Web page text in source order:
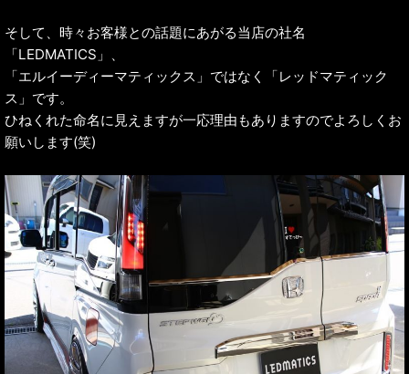
そして、時々お客様との話題にあがる当店の社名
「LEDMATICS」、
「エルイーディーマティックス」ではなく「レッドマティック
ス」です。
ひねくれた命名に見えますが一応理由もありますのでよろしくお
願いします(笑)